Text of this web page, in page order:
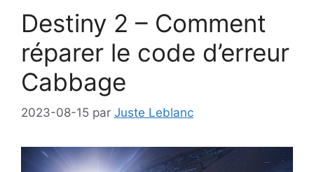
Destiny 2 – Comment
réparer le code d’erreur
Cabbage
2023-08-15 par Juste Leblanc